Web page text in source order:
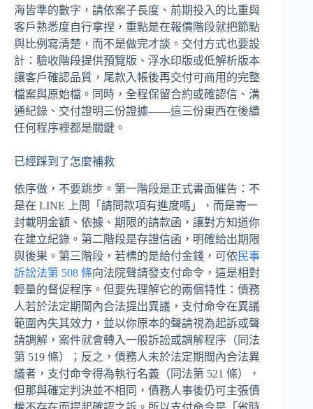
海皆準的數字，請依案子長度、前期投入的比重與
客戶熟悉度自行拿捏，重點是在報價階段就把節點
與比例寫清楚，而不是做完才談。交付方式也要設
計：驗收階段提供預覽版、浮水印版或低解析版本
讓客戶確認品質，尾款入帳後再交付可商用的完整
檔案與原始檔。同時，全程保留合約或確認信、溝
通紀錄、交付證明三份證據——這三份東西在後續
任何程序裡都是關鍵。
已經踩到了怎麼補救
依序做，不要跳步。第一階段是正式書面催告：不
是在 LINE 上問「請問款項有進度嗎」，而是寄一
封載明金額、依據、期限的請款函，讓對方知道你
在建立紀錄。第二階段是存證信函，明確給出期限
與後果。第三階段，若標的是給付金錢，可依 民事
訴訟法第 508 條向法院聲請發支付命令，這是相對
輕量的督促程序。但要先理解它的兩個特性：債務
人若於法定期間內合法提出異議，支付命令在異議
範圍內失其效力，並以你原本的聲請視為起訴或聲
請調解，案件就會轉入一般訴訟或調解程序（同法
第 519 條）；反之，債務人未於法定期間內合法異
議者，支付命令得為執行名義（同法第 521 條），
但那與確定判決並不相同，債務人事後仍可主張債